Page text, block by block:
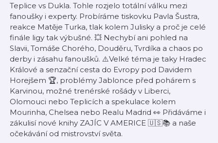
Teplice vs Dukla. Tohle rozjelo totální válku mezi
fanoušky i experty. Probíráme tiskovku Pavla Šustra,
reakce Matěje Turka, tlak kolem Julisky a proč je celé
finále ligy tak výbušné. 💥 Nechybí ani pohled na
Slavii, Tomáše Chorého, Douděru, Tvrdíka a chaos po
derby i zásahu fanoušků. ⚠️Velké téma je taky Hradec
Králové a senzační cesta do Evropy pod Davidem
Horejšem 🏆, problémy Jablonce před pohárem s
Karvinou, možné trenérské rošády v Liberci,
Olomouci nebo Teplicích a spekulace kolem
Mourinha, Chelsea nebo Realu Madrid 👀 Přidáváme i
zákulisí nové knihy ZAJÍC V AMERICE 🇺🇸📚 a naše
očekávání od mistrovství světa.